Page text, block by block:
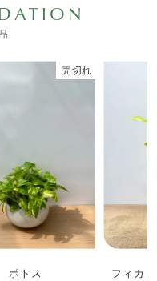
売切れ
ポトス フィカ